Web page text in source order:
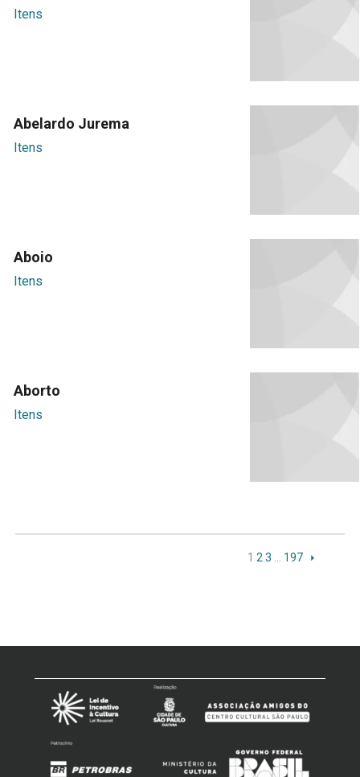
Itens
Abelardo Jurema
Itens
Aboio
Itens
Aborto
Itens
1 2 3 197